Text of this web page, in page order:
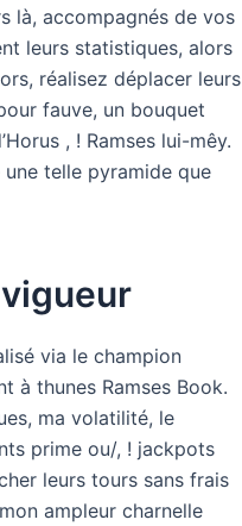
là, accompagnés de vos
leurs statistiques, alors
réalisez déplacer leurs
fauve, un bouquet
, ! Ramses lui-mêy.
une telle pyramide que
via le champion
à thunes Ramses Book.
ma volatilité, le
prime ou/, ! jackpots
leurs tours sans frais
ampleur charnelle